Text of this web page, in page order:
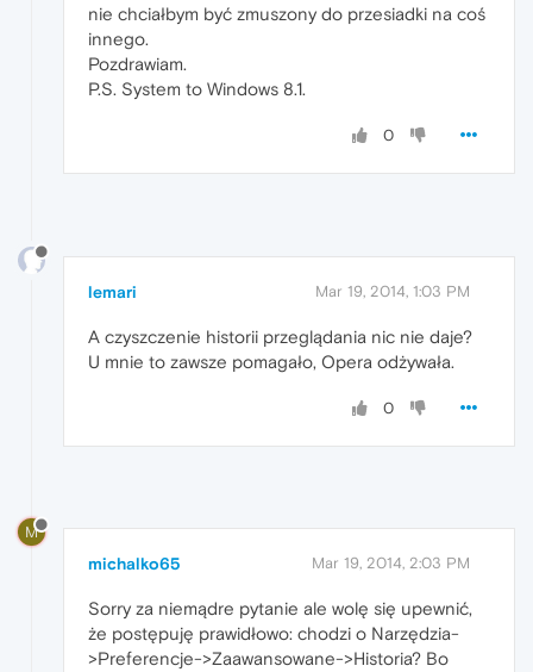
nie chciałbym być zmuszony do przesiadki na coś
innego.
Pozdrawiam.
P.S. System to Windows 8.1.
0
lemari Mar 19, 2014, 1:03 PM
A czyszczenie historii przeglądania nic nie daje?
U mnie to zawsze pomagało, Opera odżywała.
0
M
michalko65 Mar 19, 2014, 2:03 PM
Sorry za niemądre pytanie ale wolę się upewnić,
że postępuję prawidłowo: chodzi o Narzędzia-
>Preferencje->Zaawansowane->Historia? Bo